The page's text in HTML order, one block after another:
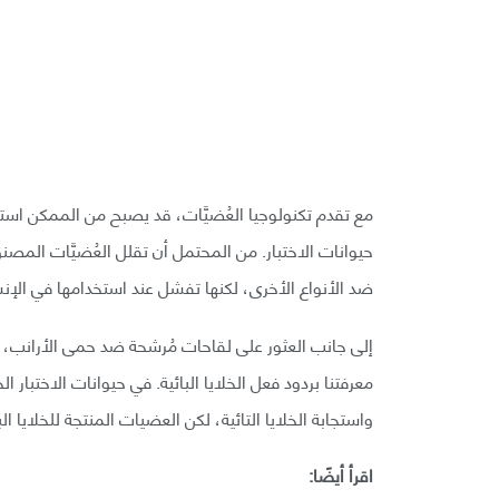
مع تقدم تكنولوجيا العُضيَّات، قد يصبح من الممكن
حيوانات الاختبار. من المحتمل أن تقلل العُضيَّات
ضد الأنواع الأخرى، لكنها تفشل عند استخدامها في
إلى جانب العثور على لقاحات مُرشحة ضد حمى
معرفتنا بردود فعل الخلايا البائية. في حيوانات
واستجابة الخلايا التائية، لكن العضيات المنتجة
اقرأ أيضًا: